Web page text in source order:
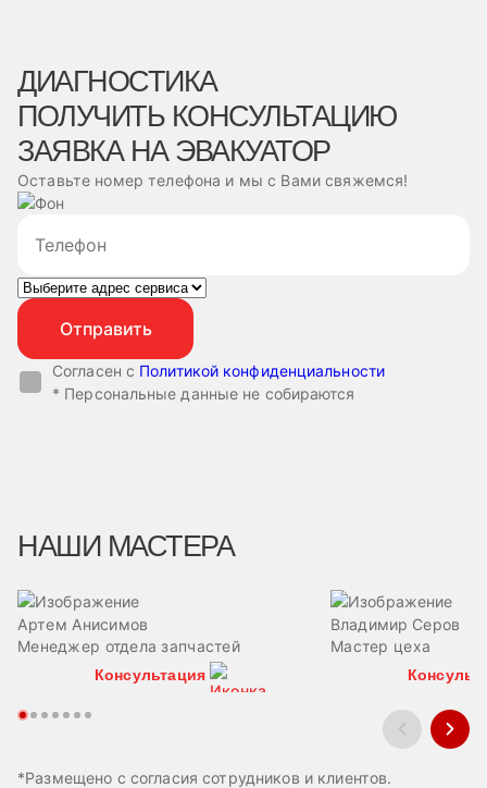
ДИАГНОСТИКА
ПОЛУЧИТЬ КОНСУЛЬТАЦИЮ
ЗАЯВКА НА ЭВАКУАТОР
Оставьте номер телефона и мы с Вами свяжемся!
Согласен с Политикой конфиденциальности
* Персональные данные не собираются
НАШИ МАСТЕРА
Артем Анисимов
Менеджер отдела запчастей
Консультация
Владимир Серов
Мастер цеха
*Размещено с согласия сотрудников и клиентов.